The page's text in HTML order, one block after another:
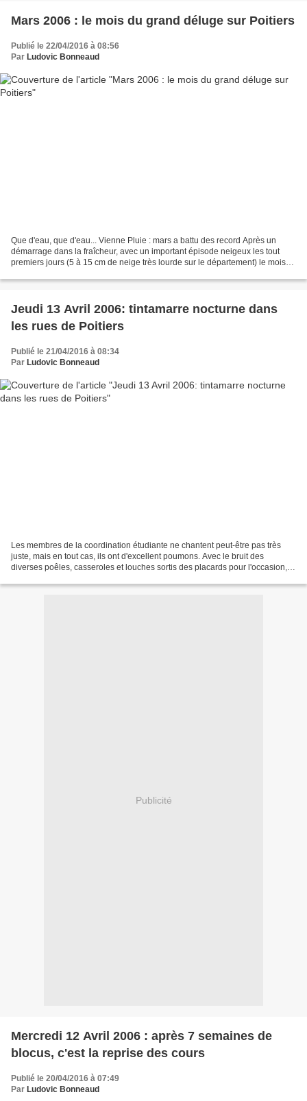
Mars 2006 : le mois du grand déluge sur Poitiers
Publié le 22/04/2016 à 08:56
Par Ludovic Bonneaud
Que d'eau, que d'eau... Vienne Pluie : mars a battu des record Après un
démarrage dans la fraîcheur, avec un important épisode neigeux les tout
premiers jours (5 à 15 cm de neige très lourde sur le département) le mois
Jeudi 13 Avril 2006: tintamarre nocturne dans
les rues de Poitiers
Publié le 21/04/2016 à 08:34
Par Ludovic Bonneaud
Les membres de la coordination étudiante ne chantent peut-être pas très
juste, mais en tout cas, ils ont d'excellent poumons. Avec le bruit des
diverses poêles, casseroles et louches sortis des placards pour l'occasion, la
Publicité
Mercredi 12 Avril 2006 : après 7 semaines de
blocus, c'est la reprise des cours
Publié le 20/04/2016 à 07:49
Par Ludovic Bonneaud